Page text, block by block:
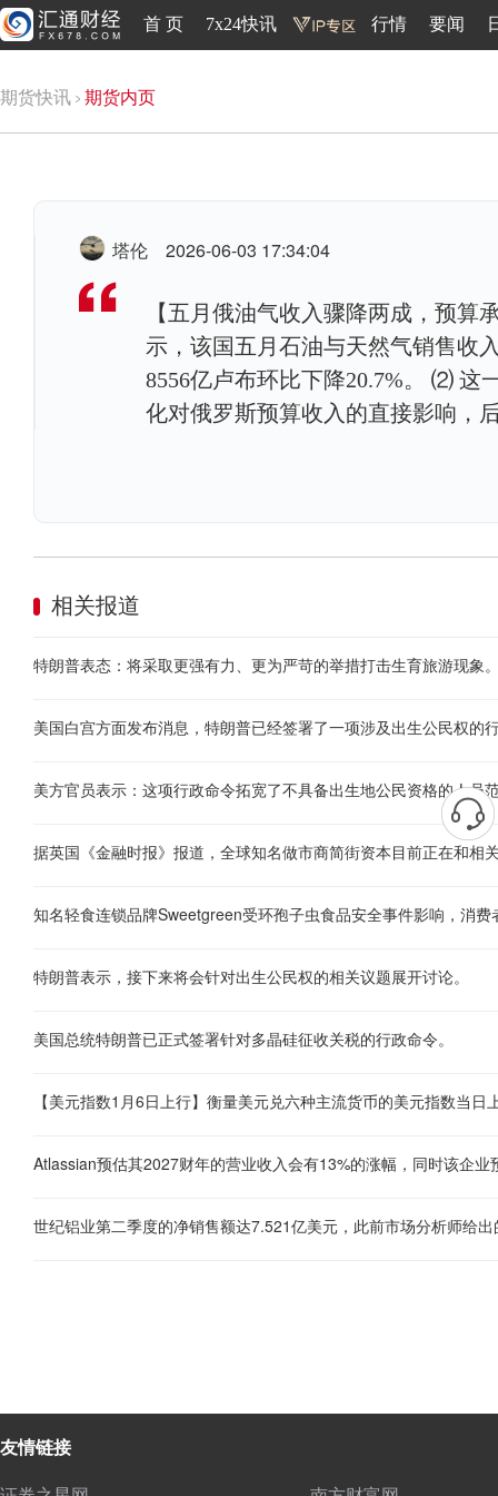
首 页 7x24快讯 行情 要闻
期货快讯 期货内页
塔伦 2026-06-03 17:34:04
【五月俄油气收入骤降两成，预
示，该国五月石油与天然气销售收
8556亿卢布环比下降20.7%。 ⑵ 这
化对俄罗斯预算收入的直接影响，
相关报道
特朗普表态：将采取更强有力、更为严苛的举措打击生育旅游现象
美国白宫方面发布消息，特朗普已经签署了一项涉及出生公民权的
美方官员表示：这项行政命令拓宽了不具备出生地公民资格的人员
据英国《金融时报》报道，全球知名做市商简街资本目前正在和相
知名轻食连锁品牌Sweetgreen受环孢子虫食品安全事件影响，消
特朗普表示，接下来将会针对出生公民权的相关议题展开讨论。
美国总统特朗普已正式签署针对多晶硅征收关税的行政命令。
世纪铝业第二季度的净销售额达7.521亿美元，此前市场分析师给
友情链接